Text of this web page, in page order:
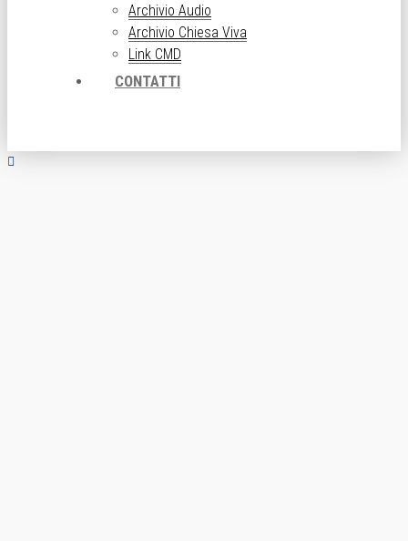
Archivio Audio
Archivio Chiesa Viva
Link CMD
CONTATTI